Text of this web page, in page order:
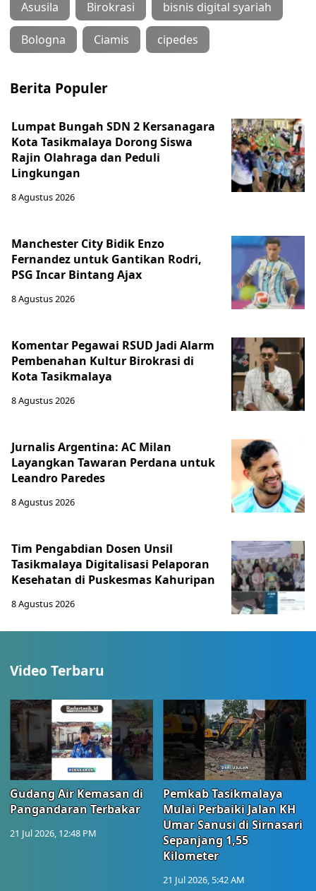
Asusila Birokrasi bisnis digital syariah
Bologna Ciamis cipedes
Berita Populer
Lumpat Bungah SDN 2 Kersanagara
Kota Tasikmalaya Dorong Siswa
Rajin Olahraga dan Peduli
Lingkungan
8 Agustus 2026
Manchester City Bidik Enzo
Fernandez untuk Gantikan Rodri,
PSG Incar Bintang Ajax
8 Agustus 2026
Komentar Pegawai RSUD Jadi Alarm
Pembenahan Kultur Birokrasi di
Kota Tasikmalaya
8 Agustus 2026
Jurnalis Argentina: AC Milan
Layangkan Tawaran Perdana untuk
Leandro Paredes
8 Agustus 2026
Tim Pengabdian Dosen Unsil
Tasikmalaya Digitalisasi Pelaporan
Kesehatan di Puskesmas Kahuripan
8 Agustus 2026
Video Terbaru
Gudang Air Kemasan di
Pangandaran Terbakar
21 Jul 2026, 12:48 PM
Pemkab Tasikmalaya
Mulai Perbaiki Jalan KH
Umar Sanusi di Sirnasari
Sepanjang 1,55
Kilometer
21 Jul 2026, 5:42 AM